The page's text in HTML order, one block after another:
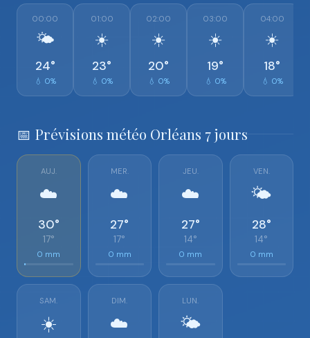
00:00
🌤️
24°
💧 0%
01:00
☀️
23°
💧 0%
02:00
☀️
20°
💧 0%
03:00
☀️
19°
💧 0%
04:00
☀️
18°
💧 0%
📅 Prévisions météo Orléans 7 jours
AUJ.
☁️
30°
17°
0 mm
MER.
☁️
27°
17°
0 mm
JEU.
☁️
27°
14°
0 mm
VEN.
🌤️
28°
14°
0 mm
SAM.
☀️
DIM.
☁️
LUN.
🌤️